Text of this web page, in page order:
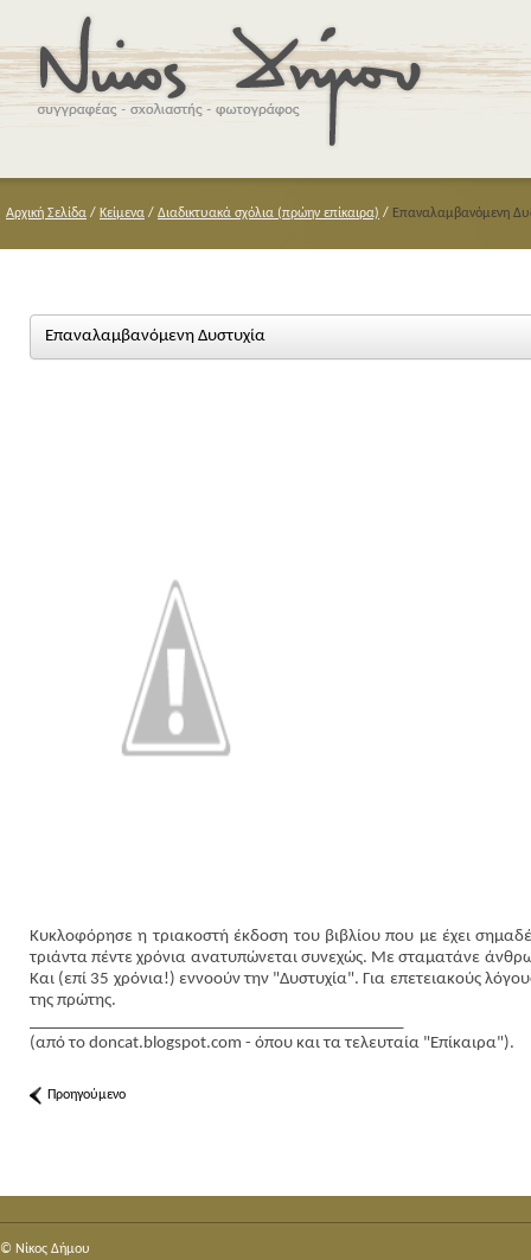
Αρχική Σελίδα / Κείμενα / Διαδικτυακά σχόλια (πρώην επίκαιρα) / Επαναλαμβανόμενη
Επαναλαμβανόμενη Δυστυχία
Κυκλοφόρησε η τριακοστή έκδοση του βιβλίου που με έχει
τριάντα πέντε χρόνια ανατυπώνεται συνεχώς. Με σταματάνε
Και (επί 35 χρόνια!) εννοούν την "Δυστυχία". Για επετειακούς
της πρώτης.
(από το doncat.blogspot.com - όπου και τα τελευταία "Επίκαιρα").
Προηγούμενο
© Nίκος Δήμου